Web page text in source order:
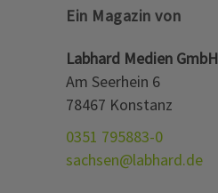
Ein Magazin von
Labhard Medien GmbH
Am Seerhein 6
78467 Konstanz
0351 795883-0
sachsen@labhard.de